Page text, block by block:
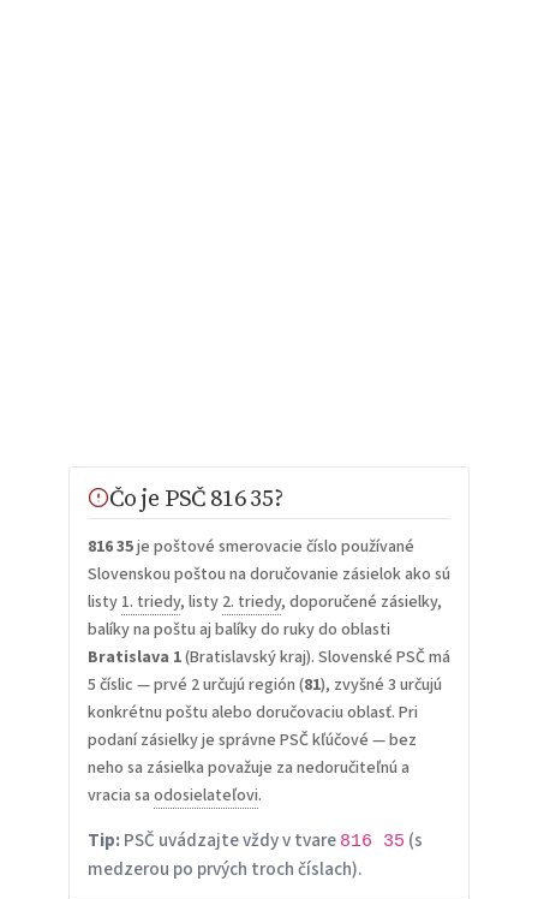
Čo je PSČ 816 35?
816 35je poštové smerovacie číslo používané
Slovenskou poštou na doručovanie zásielok ako sú
listy 1. triedy, listy 2. triedy, doporučené zásielky,
balíky na poštu aj balíky do ruky do oblasti
Bratislava 1(Bratislavský kraj). Slovenské PSČ má
5 číslic — prvé 2 určujú región (81), zvyšné 3 určujú
konkrétnu poštu alebo doručovaciu oblasť. Pri
podaní zásielky je správne PSČ kľúčové — bez
neho sa zásielka považuje za nedoručiteľnú a
vracia sa odosielateľovi.
Tip:PSČ uvádzajte vždy v tvare 816 35 (s
medzerou po prvých troch číslach).